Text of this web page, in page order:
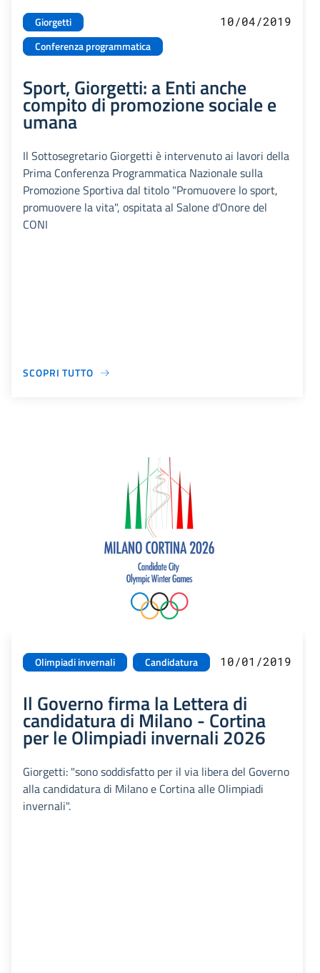
Giorgetti
Conferenza programmatica
10/04/2019
Sport, Giorgetti: a Enti anche
compito di promozione sociale e
umana
Il Sottosegretario Giorgetti è intervenuto ai lavori della
Prima Conferenza Programmatica Nazionale sulla
Promozione Sportiva dal titolo "Promuovere lo sport,
promuovere la vita", ospitata al Salone d'Onore del
CONI
SCOPRI TUTTO
Olimpiadi invernali Candidatura 10/01/2019
Il Governo firma la Lettera di
candidatura di Milano - Cortina
per le Olimpiadi invernali 2026
Giorgetti: "sono soddisfatto per il via libera del Governo
alla candidatura di Milano e Cortina alle Olimpiadi
invernali".